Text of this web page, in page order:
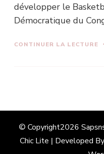
développer le
Démocratique du
CONTINUER LA LECTURE
© Copyright2026
Chic Lite | Developed By